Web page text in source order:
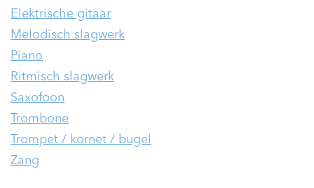
Elektrische gitaar
Melodisch slagwerk
Piano
Ritmisch slagwerk
Saxofoon
Trombone
Trompet / kornet / bugel
Zang